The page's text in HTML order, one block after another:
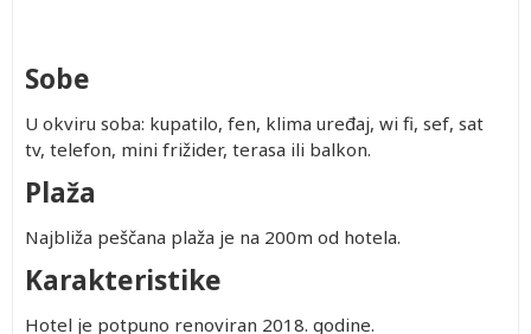
Sobe
U okviru soba: kupatilo, fen, klima uređaj, wi fi, sef, sat
tv, telefon, mini frižider, terasa ili balkon.
Plaža
Najbliža peščana plaža je na 200m od hotela.
Karakteristike
Hotel je potpuno renoviran 2018. godine.